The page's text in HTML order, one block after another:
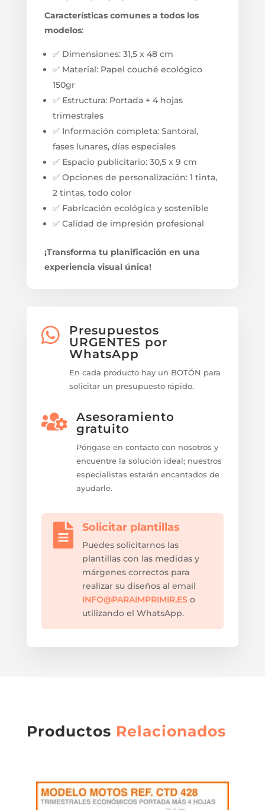
Características comunes a todos los
modelos:
✅ Dimensiones: 31,5 x 48 cm
✅ Material: Papel couché ecológico
150gr
✅ Estructura: Portada + 4 hojas
trimestrales
✅ Información completa: Santoral,
fases lunares, días especiales
✅ Espacio publicitario: 30,5 x 9 cm
✅ Opciones de personalización: 1 tinta,
2 tintas, todo color
✅ Fabricación ecológica y sostenible
✅ Calidad de impresión profesional
¡Transforma tu planificación en una
experiencia visual única!

Presupuestos
URGENTES por
WhatsApp
En cada producto hay un BOTÓN para
solicitar un presupuesto rápido.

Asesoramiento
gratuito
Póngase en contacto con nosotros y
encuentre la solución ideal; nuestros
especialistas estarán encantados de
ayudarle.
 Solicitar plantillas
Puedes solicitarnos las
plantillas con las medidas y
márgenes correctos para
realizar su diseños al email
INFO@PARAIMPRIMIR.ESo
utilizando el WhatsApp.
Productos Relacionados